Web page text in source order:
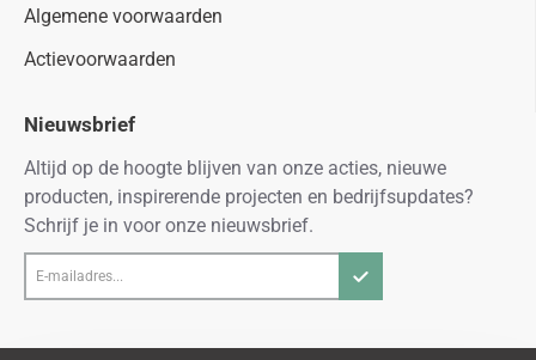
Algemene voorwaarden
Actievoorwaarden
Nieuwsbrief
Altijd op de hoogte blijven van onze acties, nieuwe
producten, inspirerende projecten en bedrijfsupdates?
Schrijf je in voor onze nieuwsbrief.
mailadres...